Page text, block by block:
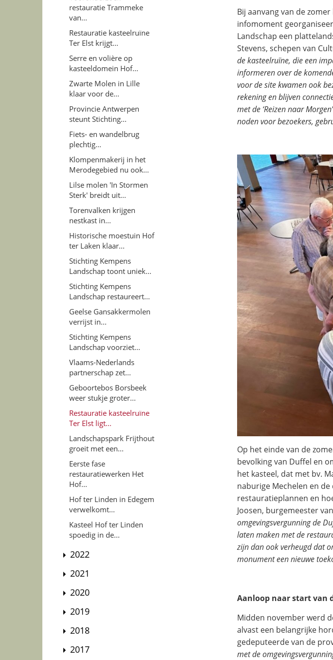
Bij aanvang van de
infomoment
Landschap een
Stevens, schepen van
de kasteelruïne, die een
informeren over de
voor de site kwamen ook
rekening en blijven
met de ‘Reizen naar
noden voor bezoekers,
Op het einde van de
bevolking van Duffel en
het kasteel, dat met bv.
naburige Mechelen en
restauratieplannen en
Joosen, burgemeester
omgevingsvergunning de
laten maken met de
zijn dan ook verheugd dat
monument een nieuwe
Aanloop naar start van
Midden november werd
alvast een belangrijke
gedeputeerde van de
met de
restauratie Trammeke
van...
Restauratie kasteelruïne
Ter Elst krijgt...
Serre en volière op
kasteeldomein Hof...
Zwarte Molen in Lille
klaar voor de...
Provincie Antwerpen
steunt Stichting...
Fiets- en wandelbrug
plechtig...
Klompenmakerij in het
Merodegebied nu ook...
Lilse molen 'In Stormen
Sterk' breidt uit...
Torenvalken krijgen
nestkast in...
Historische moestuin Hof
ter Laken klaar...
Stichting Kempens
Landschap toont uniek...
Stichting Kempens
Landschap restaureert...
Geelse Gansakkermolen
verrijst in...
Stichting Kempens
Landschap voorziet...
Vlaams-Nederlands
partnerschap zet...
Geboortebos Borsbeek
weer stukje groter...
Restauratie kasteelruïne
Ter Elst ligt...
Landschapspark Frijthout
groeit met een...
Eerste fase
restauratiewerken Het
Hof...
Hof ter Linden in Edegem
verwelkomt...
Kasteel Hof ter Linden
spoedig in de...
2022
2021
2020
2019
2018
2017